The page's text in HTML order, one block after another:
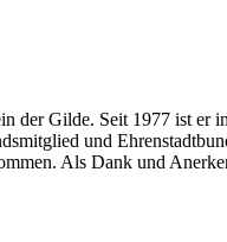
der Gilde. Seit 1977 ist er
und
Als Dank und